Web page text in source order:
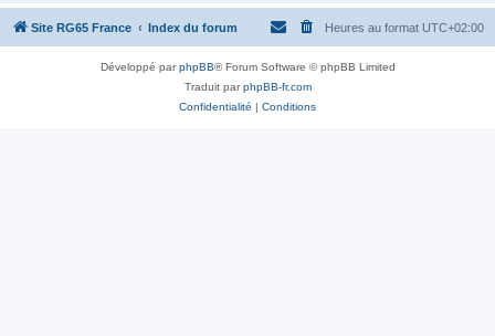
Site RG65 France Index du forum Heures au format UTC+02:00
Développé parphpBB® Forum Software © phpBB Limited
Traduit parphpBB-fr.com
Confidentialité | Conditions